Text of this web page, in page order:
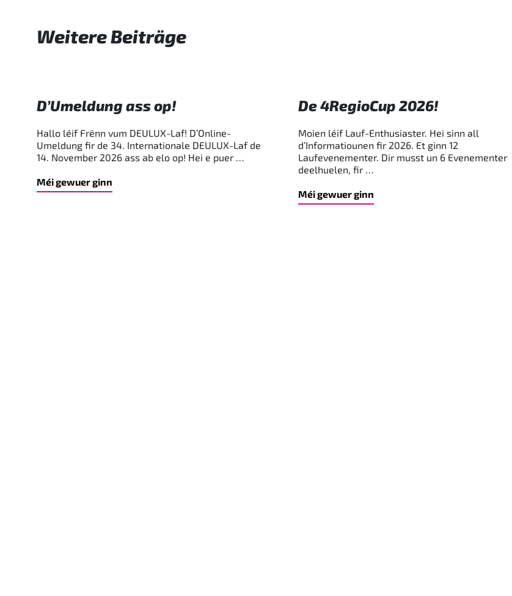
Weitere Beiträge
D’Umeldung ass op!
Hallo léif Frënn vum DEULUX-Laf! D’Online-
Umeldung fir de 34. Internationale DEULUX-Laf de
14. November 2026 ass ab elo op! Hei e puer …
Méi gewuer ginn
De 4RegioCup 2026!
Moien léif Lauf-Enthusiaster. Hei sinn all
d’Informatiounen fir 2026. Et ginn 12
Laufevenementer. Dir musst un 6 Evenementer
deelhuelen, fir …
Méi gewuer ginn